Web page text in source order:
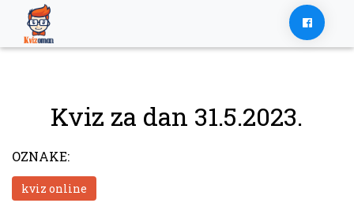
content
Kviz za dan 31.5.2023.
OZNAKE:
kviz online